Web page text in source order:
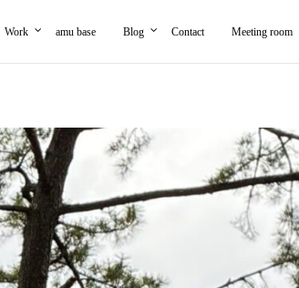
Work amu base Blog Contact Meeting room